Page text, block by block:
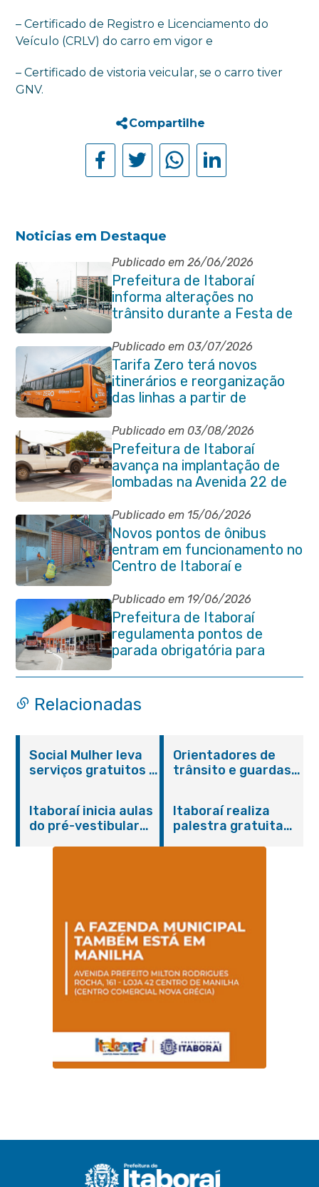
– Certificado de Registro e Licenciamento do
Veículo (CRLV) do carro em vigor e
– Certificado de vistoria veicular, se o carro tiver
GNV.
Compartilhe
Noticias em Destaque
Publicado em 26/06/2026
Prefeitura de Itaboraí
informa alterações no
trânsito durante a Festa de
São Pedro Apóstolo
Publicado em 03/07/2026
Tarifa Zero terá novos
itinerários e reorganização
das linhas a partir de
segunda-feira (06/07)
Publicado em 03/08/2026
Prefeitura de Itaboraí
avança na implantação de
lombadas na Avenida 22 de
Maio para reforçar a
segurança no trânsito
Publicado em 15/06/2026
Novos pontos de ônibus
entram em funcionamento no
Centro de Itaboraí e
garantem mais conforto à
população
Publicado em 19/06/2026
Prefeitura de Itaboraí
regulamenta pontos de
parada obrigatória para
transporte coletivo na
Avenida 22 de Maio
Relacionadas
Social Mulher leva
serviços gratuitos à
sexta-feira (07/08)
Orientadores de
trânsito e guardas
primeiros socorros
em Itaboraí
Itaboraí inicia aulas
do pré-vestibular
Itaboraí realiza
palestra gratuita